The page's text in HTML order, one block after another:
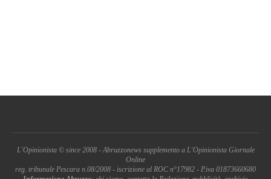
L'Opinionista © since 2008 - Abruzzonews supplemento a L'Opinionista Giornale
Online
reg. tribunale Pescara n.08/2008 - iscrizione al ROC n°17982 - P.iva 01873660680